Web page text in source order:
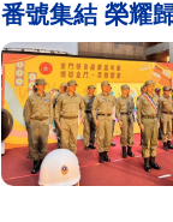
番號集結 榮耀